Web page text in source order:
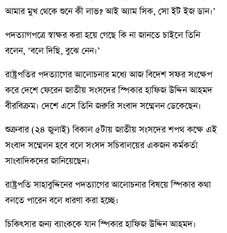
আমার মুখ থেকে শুনে কী লাভ? আই অ্যাম সিক, সো ইট ইজ ডান।’
পদত্যাগপত্রে স্বাক্ষর করা হয়ে গেছে কি না জানতে চাইলে তিনি
বলেন, ‘বলে দিছি, বুঝে নেন।’
রাষ্ট্রপতির পদত্যাগের আলোচনার মধ্যে আজ বিদেশ সফর সংক্ষেপ
করে দেশে ফেরেন জাতীয় সংসদের স্পিকার হাফিজ উদ্দিন আহমদ
বীরবিক্রম। দেশে এসে তিনি জরুরি সংবাদ সম্মেলন ডেকেছেন।
শুক্রবার (২৪ জুলাই) বিকাল ৫টায় জাতীয় সংসদের শপথ কক্ষে এই
সংবাদ সম্মেলন হবে বলে সংসদ সচিবালয়ের একজন কর্মকর্তা
সাংবাদিকদের জানিয়েছেন।
রাষ্ট্রপতি সাহাবুদ্দিনের পদত্যাগের আলোচনার বিষয়ে স্পিকার কথা
বলতে পারেন বলে ধারণা করা হচ্ছে।
চিকিৎসার জন্য ব্যাংককে যান স্পিকার হাফিজ উদ্দিন আহমদ।